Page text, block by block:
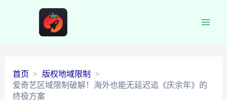
首页
版权地域限制
爱奇艺区域限制破解！海外也能无延迟追《庆余年》的
终极方案